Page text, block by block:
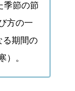
季節の節
方の一
る期間の
）。